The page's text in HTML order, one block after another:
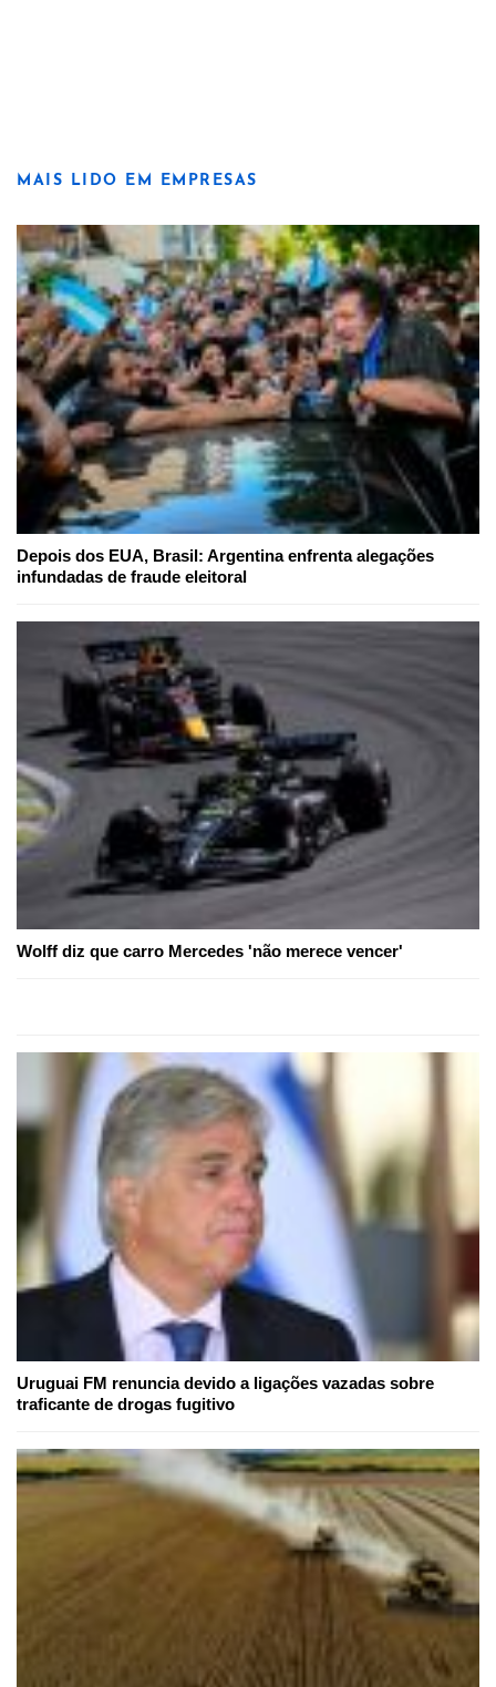
MAIS LIDO EM EMPRESAS
Depois dos EUA, Brasil: Argentina enfrenta alegações
infundadas de fraude eleitoral
Wolff diz que carro Mercedes 'não merece vencer'
Uruguai FM renuncia devido a ligações vazadas sobre
traficante de drogas fugitivo